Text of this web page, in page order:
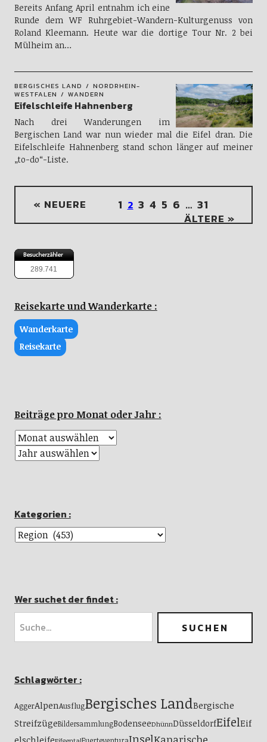
Bereits Anfang April entnahm ich eine
Runde dem WF Ruhrgebiet-Wandern-Kulturgenuss von
Roland Kleemann. Heute war die dortige Tour Nr. 2 bei
Mülheim an…
BERGISCHES LAND
NORDRHEIN-
WESTFALEN
WANDERN
Eifelschleife Hahnenberg
Nach drei Wanderungen im
Bergischen Land war nun wieder mal die Eifel dran. Die
Eifelschleife Hahnenberg stand schon länger auf meiner
„to-do“-Liste.
« NEUERE 1 2 3 4 5 6 … 31
ÄLTERE »
289.741
Reisekarte und Wanderkarte :
Wanderkarte
Reisekarte
Beiträge pro Monat oder Jahr :
Kategorien :
Wer suchet der findet :
Schlagwörter :
AggerAlpenAusflugBergisches LandBergische
StreifzügeBildersammlungBodenseeDhünnDüsseldorfEifelEif
elschleife
Insel